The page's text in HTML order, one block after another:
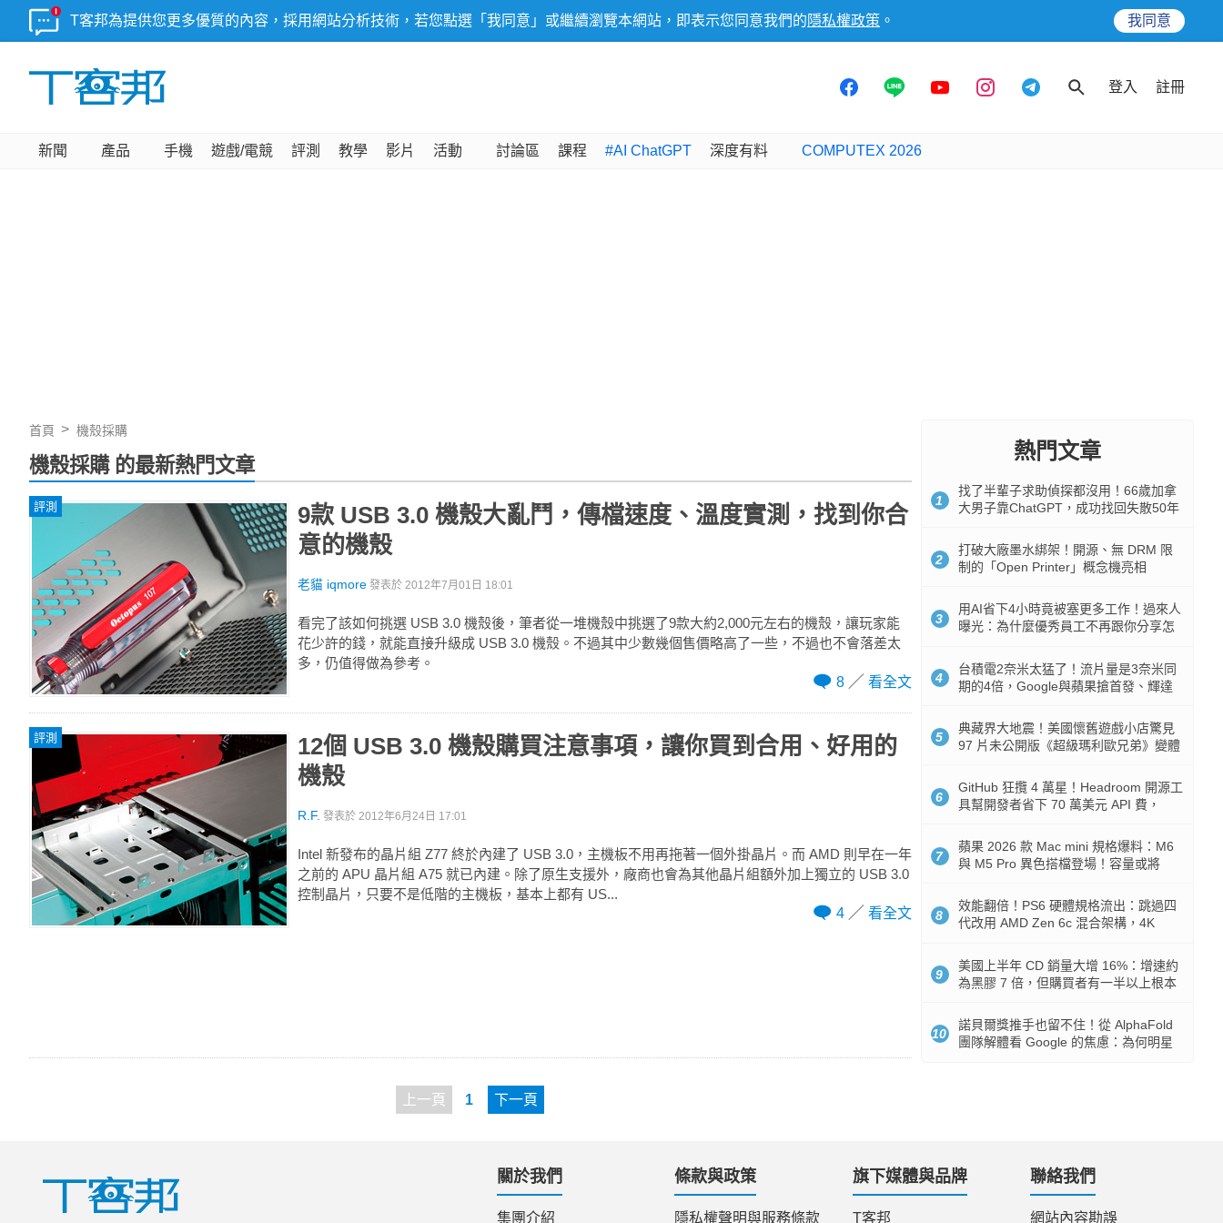
T客邦為提供您更多優質的內容，採用網站分析技術，若您點選「我同意」或繼續瀏覽本網站，即表示您同意我們的 隱私權政策 。 我同意
登入 註冊
新聞 產品 手機 遊戲/電競 評測 教學 影片 活動 討論區 課程 #AI ChatGPT 深度有料 COMPUTEX 2026
首頁 機殼採購
機殼採購 的最新熱門文章
評測
9款 USB 3.0 機殼大亂鬥，傳檔速度、溫度實測，找到你合
意的機殼
老貓 iqmore 發表於 2012年7月01日 18:01
看完了該如何挑選 USB 3.0 機殼後，筆者從一堆機殼中挑選了9款大約2,000元左右的機殼，讓玩家能
花少許的錢，就能直接升級成 USB 3.0 機殼。不過其中少數幾個售價略高了一些，不過也不會落差太
多，仍值得做為參考。
8
看全文
評測
12個 USB 3.0 機殼購買注意事項，讓你買到合用、好用的
機殼
R.F. 發表於 2012年6月24日 17:01
Intel 新發布的晶片組 Z77 終於內建了 USB 3.0，主機板不用再拖著一個外掛晶片。而 AMD 則早在一年
之前的 APU 晶片組 A75 就已內建。除了原生支援外，廠商也會為其他晶片組額外加上獨立的 USB 3.0
控制晶片，只要不是低階的主機板，基本上都有 US...
4
看全文
上一頁 1 下一頁
熱門文章
1
找了半輩子求助偵探都沒用！66歲加拿
大男子靠ChatGPT，成功找回失散50年
2
打破大廠墨水綁架！開源、無 DRM 限
制的「Open Printer」概念機亮相
3
用AI省下4小時竟被塞更多工作！過來人
曝光：為什麼優秀員工不再跟你分享怎
4
台積電2奈米太猛了！流片量是3奈米同
期的4倍，Google與蘋果搶首發、輝達
5
典藏界大地震！美國懷舊遊戲小店驚見
97 片未公開版《超級瑪利歐兄弟》變體
6
GitHub 狂攬 4 萬星！Headroom 開源工
具幫開發者省下 70 萬美元 API 費，
7
蘋果 2026 款 Mac mini 規格爆料：M6
與 M5 Pro 異色搭檔登場！容量或將
8
效能翻倍！PS6 硬體規格流出：跳過四
代改用 AMD Zen 6c 混合架構，4K
9
美國上半年 CD 銷量大增 16%：增速約
為黑膠 7 倍，但購買者有一半以上根本
10
諾貝爾獎推手也留不住！從 AlphaFold
團隊解體看 Google 的焦慮：為何明星
關於我們
集團介紹
條款與政策
隱私權聲明與服務條款
旗下媒體與品牌
T客邦
聯絡我們
網站內容勘誤